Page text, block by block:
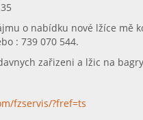
o nabídku nové lžíce mě
: 739 070 544.
zařizeni a lžic na
fzservis/?fref=ts